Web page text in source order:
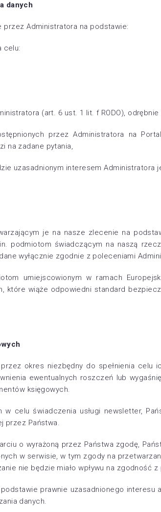
danych
Administratora na podstawie:
celu:
(art. 6 ust. 1 lit. f RODO), odrębnie
przez Administratora na
na zadane pytania,
uzasadnionym interesem
je na nasze zlecenie na
podmiotom świadczącym na naszą
wyłącznie zgodnie z poleceniami
umiejscowionym w ramach
które wiąże odpowiedni standard
okres niezbędny do spełnienia
ewentualnych roszczeń lub
księgowych.
w celu świadczenia usługi newsletter,
przez Państwa.
o wyrażoną przez Państwa zgodę,
w serwisie, w tym zgody na
nie będzie miało wpływu na
prawnie uzasadnionego
danych.